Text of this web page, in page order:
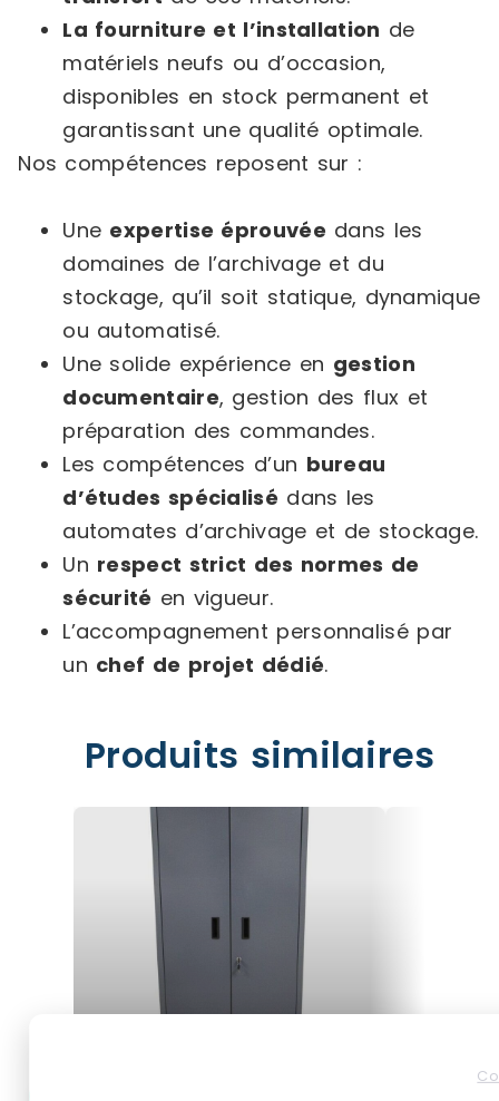
La fourniture et l’installation de
matériels neufs ou d’occasion,
disponibles en stock permanent et
garantissant une qualité optimale.
Nos compétences reposent sur :
Une expertise éprouvée dans les
domaines de l’archivage et du
stockage, qu’il soit statique, dynamique
ou automatisé.
Une solide expérience en gestion
documentaire, gestion des flux et
préparation des commandes.
Les compétences d’un bureau
d’études spécialisé dans les
automates d’archivage et de stockage.
Un respect strict des normes de
sécurité en vigueur.
L’accompagnement personnalisé par
un chef de projet dédié.
Produits similaires